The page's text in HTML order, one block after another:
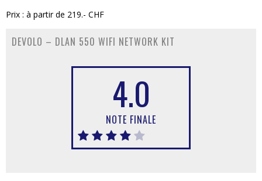
Prix : à partir de 219.- CHF
DEVOLO – DLAN 550 WIFI NETWORK KIT
4.0
NOTE FINALE